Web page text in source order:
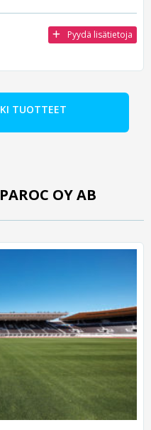
Pyydä lisätietoja
TUOTTEET
PAROC OY AB